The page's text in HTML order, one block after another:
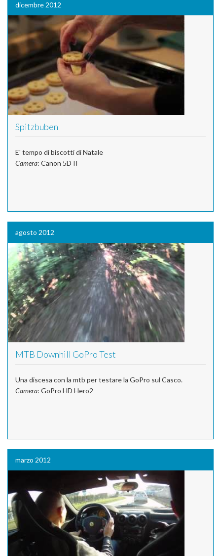
dicembre 2012
Spitzbuben
E' tempo di biscotti di Natale
Camera: Canon 5D II
agosto 2012
MTB Downhill GoPro Test
Una discesa con la mtb per testare la GoPro sul Casco.
Camera: GoPro HD Hero2
marzo 2012